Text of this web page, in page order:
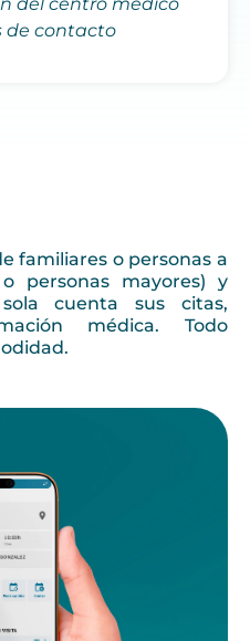
de contacto
familiares o personas a
personas mayores) y
cuenta sus citas,
médica. Todo